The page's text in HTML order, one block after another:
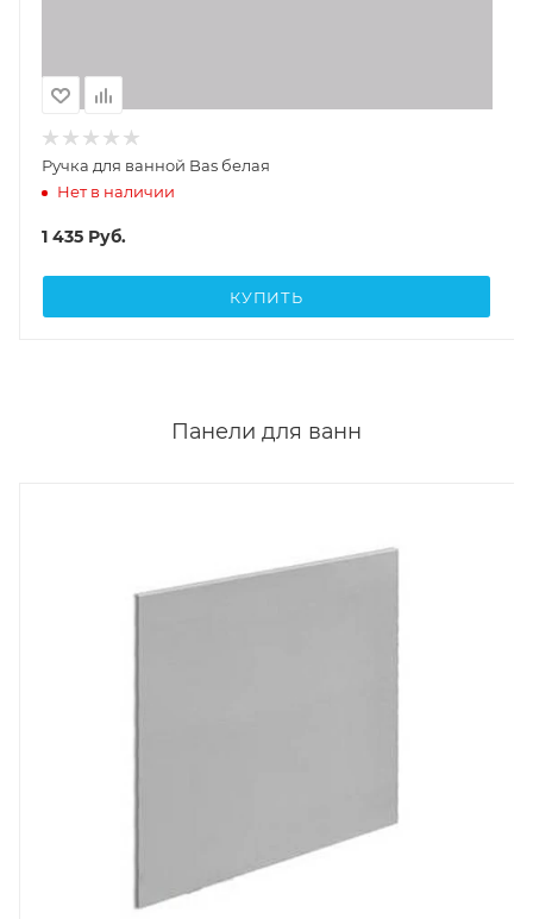
Ручка для ванной Bas белая
Нет в наличии
1 435 Руб.
КУПИТЬ
Панели для ванн